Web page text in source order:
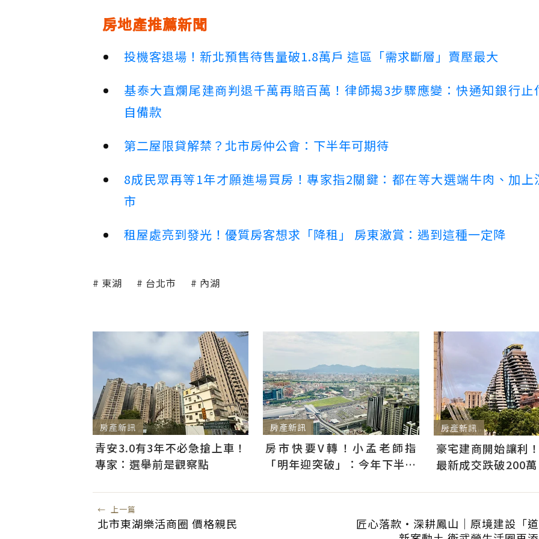
房地產推薦新聞
投機客退場！新北預售待售量破1.8萬戶 這區「需求斷層」賣壓最大
基泰大直爛尾建商判退千萬再賠百萬！律師揭3步驟應變：快通知銀行止
自備款
第二屋限貸解禁？北市房仲公會：下半年可期待
8成民眾再等1年才願進場買房！專家指2關鍵：都在等大選端牛肉、加上
市
租屋處亮到發光！優質房客想求「降租」 房東激賞：遇到這種一定降
東湖 台北市 內湖
房產新訊
青安3.0有3年不必急搶上車！
專家：選舉前是觀察點
房產新訊
房市快要V轉！小孟老師指
「明年迎突破」：今年下半年
房產新訊
豪宅建商開始讓利
最新成交跌破200
← 上一篇
北市東湖樂活商圈 價格親民
匠心落款・深耕鳳山｜原境建設「道